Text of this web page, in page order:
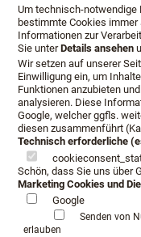
Öffnungszeiten
Um technisch-notwendige
bestimmte Cookies
Informationen zur
Sie unterDetails ansehen
Wir setzen auf unserer
Einwilligung ein, um
Funktionen anzubieten
analysieren. Diese
Google, welcher ggfls.
diesen zusammenführt
Technisch erforderliche
Schön, dass Sie uns über
Marketing Cookies und
Google
Senden von
erlauben